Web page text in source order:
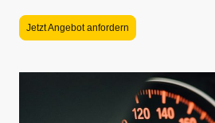
Jetzt Angebot anfordern